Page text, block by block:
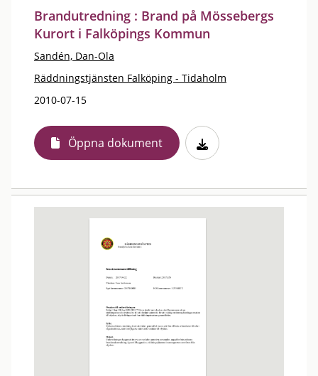
Brandutredning : Brand på Mössebergs
Kurort i Falköpings Kommun
Sandén, Dan-Ola
Räddningstjänsten Falköping - Tidaholm
2010-07-15
Öppna dokument